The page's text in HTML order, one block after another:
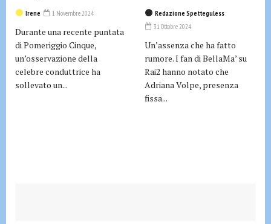
Irene 1 Novembre 2024
Durante una recente puntata
di Pomeriggio Cinque,
un’osservazione della
celebre conduttrice ha
sollevato un...
Redazione Spetteguless
31 Ottobre 2024
Un’assenza che ha fatto
rumore. I fan di BellaMa’ su
Rai2 hanno notato che
Adriana Volpe, presenza
fissa...